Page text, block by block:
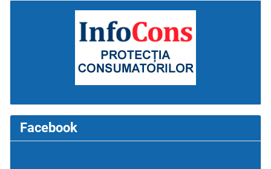
Facebook